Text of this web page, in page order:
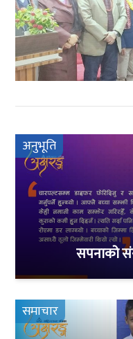
अनुभूति
सपनाको
समाचार